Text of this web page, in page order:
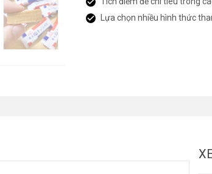
Lựa chọn nhiều hình thức